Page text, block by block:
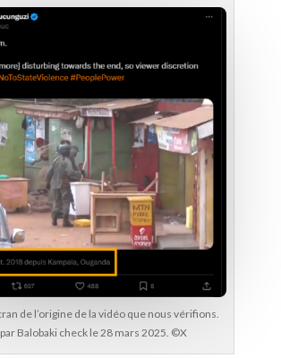
de l’origine de la vidéo que nous vérifions.
Balobaki check le 28 mars 2025. ©️X